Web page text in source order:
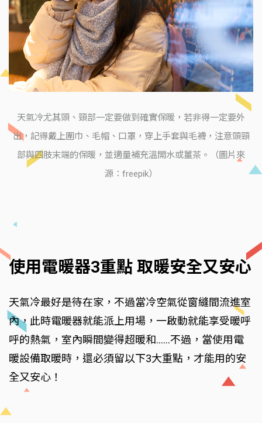
天氣冷尤其頭、頸部一定要做到確實保暖，若非得一定要外
出，記得戴上圍巾、毛帽、口罩，穿上手套與毛襪，注意頭頸
部與四肢末端的保暖，並適量補充溫開水或薑茶。（圖片來
源：freepik）
使用電暖器3重點 取暖安全又安心
天氣冷最好是待在家，不過當冷空氣從窗縫間流進室
內，此時電暖器就能派上用場，一啟動就能享受暖呼
呼的熱氣，室內瞬間變得超暖和……不過，當使用電
暖設備取暖時，還必須留以下3大重點，才能用的安
全又安心！